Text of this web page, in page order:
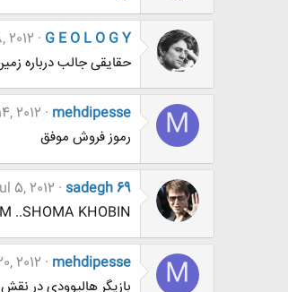
G E O L O G Y
2012
حقایقی جالب درباره
M
mehdipesse
2012
رموز فروش موفق
sadegh 69
5, 2012
..SHOMA KHOBIN?
M
mehdipesse
2012
بازیگر هالیوودی در